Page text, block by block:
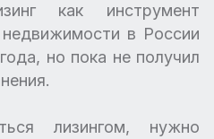
как инструмент
в России
но пока не получил
лизингом, нужно